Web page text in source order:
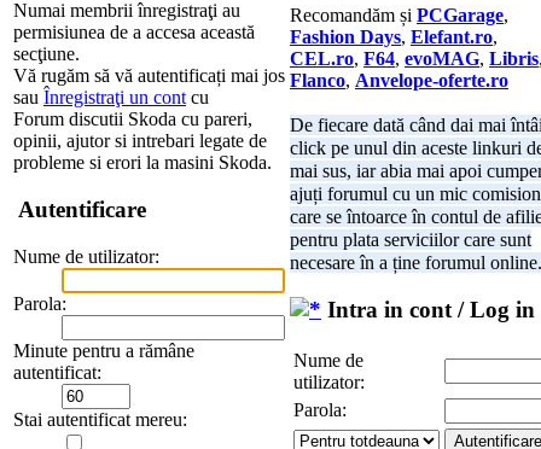
Numai membrii înregistraţi au
permisiunea de a accesa această
secţiune.
Vă rugăm să vă autentificați mai jos
sau Înregistraţi un cont cu
Forum discutii Skoda cu pareri,
opinii, ajutor si intrebari legate de
probleme si erori la masini Skoda.
Autentificare
Nume de utilizator:
Parola:
Minute pentru a rămâne
autentificat:
Stai autentificat mereu:
Recomandăm și PCGarage,
Fashion Days, Elefant.ro,
CEL.ro, F64, evoMAG, Libris
Flanco, Anvelope-oferte.ro
De fiecare dată când dai mai
click pe unul din aceste linkuri
mai sus, iar abia mai apoi
ajuți forumul cu un mic comision
care se întoarce în contul de
pentru plata serviciilor care sunt
necesare în a ține forumul online.
Intra in cont / Log in
Nume de
utilizator:
Parola: